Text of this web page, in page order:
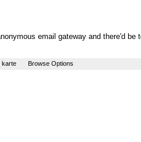
email gateway and there'd
karte Browse Options